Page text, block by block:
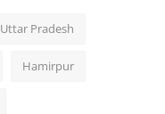
Uttar Pradesh
Hamirpur